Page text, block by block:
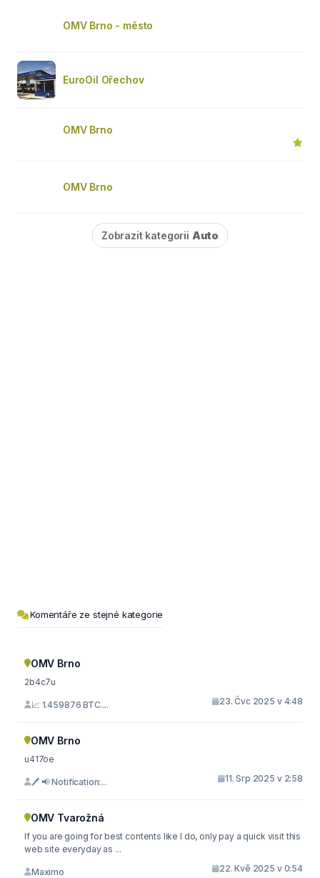
OMV Brno - město
EuroOil Ořechov
OMV Brno
OMV Brno
Zobrazit kategorii Auto
Komentáře ze stejné kategorie
OMV Brno
2b4c7u
📈 1.459876 BTC.... 23. Čvc 2025 v 4:48
OMV Brno
u417oe
🖊 📢 Notification:... 11. Srp 2025 v 2:58
OMV Tvarožná
If you are going for best contents like I do, only pay a quick visit this
web site everyday as ...
Maximo 22. Kvě 2025 v 0:54